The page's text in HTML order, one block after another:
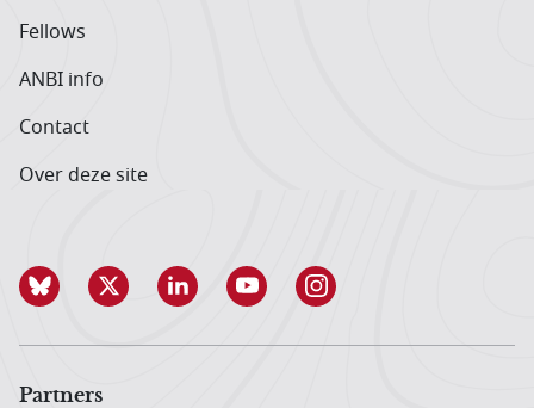
Fellows
ANBI info
Contact
Over deze site
Partners